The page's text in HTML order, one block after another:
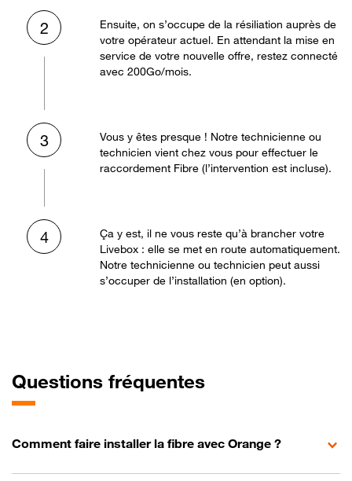
2
Ensuite, on s’occupe de la résiliation auprès de
votre opérateur actuel. En attendant la mise en
service de votre nouvelle offre, restez connecté
avec 200Go/mois.
3
Vous y êtes presque ! Notre technicienne ou
technicien vient chez vous pour effectuer le
raccordement Fibre (l’intervention est incluse).
4
Ça y est, il ne vous reste qu’à brancher votre
Livebox : elle se met en route automatiquement.
Notre technicienne ou technicien peut aussi
s’occuper de l’installation (en option).
Questions fréquentes
Comment faire installer la fibre avec Orange ?